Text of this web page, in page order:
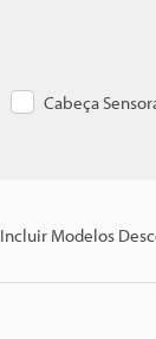
Cabeça
Incluir Modelos